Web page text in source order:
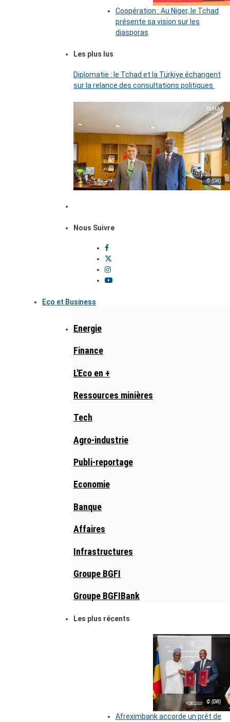
Coopération : Au Niger, le Tchad
présente sa vision sur les
diasporas
Les plus lus
Diplomatie : le Tchad et la Türkiye échangent
sur la relance des consultations politiques
© (DR)
Nous Suivre
Eco et Business
Energie
Finance
L'Eco en +
Ressources minières
Tech
Agro-industrie
Publi-reportage
Economie
Banque
Affaires
Infrastructures
Groupe BGFI
Groupe BGFIBank
Les plus récents
© (DR)
Afreximbank accorde un prêt de